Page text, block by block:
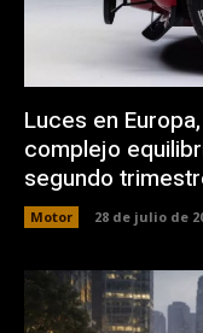
Luces en
complejo
segundo
Motor 28 de julio de